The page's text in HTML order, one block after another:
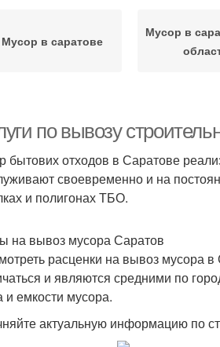
Мусор в саратове
Мусор в
по вывозу
бытових отходов в Саратове
своевременно и на
и полигонах ТБО.
на вывоз мусора Саратов
расценки на вывоз мусора
и являются средними по
и емкости мусора.
актуальную информацию по